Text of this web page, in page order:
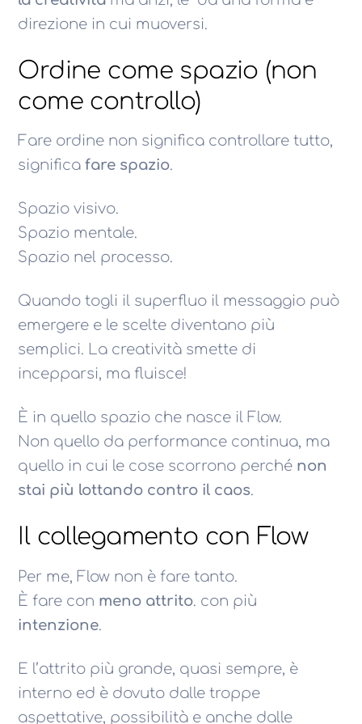
direzione in cui muoversi.
Ordine come spazio (non
come controllo)
Fare ordine non significa controllare tutto,
significafare spazio.
Spazio visivo.
Spazio mentale.
Spazio nel processo.
Quando togli il superfluo il messaggio può
emergere e le scelte diventano più
semplici. La creatività smette di
incepparsi, ma fluisce!
È in quello spazio che nasce il Flow.
Non quello da performance continua, ma
quello in cui le cose scorrono perché non
stai più lottando contro il caos.
Il collegamento con Flow
Per me, Flow non è fare tanto.
È fare con meno attrito. con più
intenzione.
E l’attrito più grande, quasi sempre, è
interno ed è dovuto dalle troppe
aspettative, possibilità e anche dalle